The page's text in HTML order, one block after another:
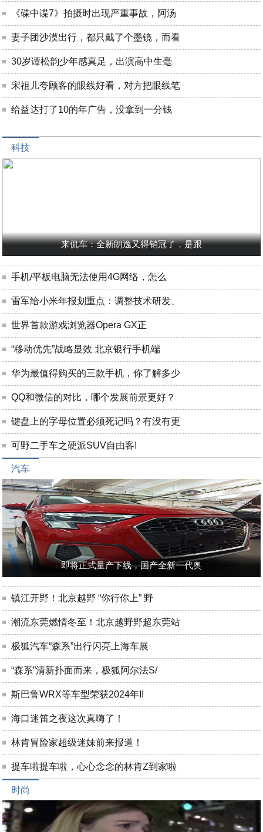
《碟中谍7》拍摄时出现严重事故，阿汤
妻子团沙漠出行，都只戴了个墨镜，而看
30岁谭松韵少年感真足，出演高中生毫
宋祖儿夸顾客的眼线好看，对方把眼线笔
给益达打了10的年广告，没拿到一分钱
科技
来侃车：全新朗逸又得销冠了，是跟
手机/平板电脑无法使用4G网络，怎么
雷军给小米年报划重点：调整技术研发、
世界首款游戏浏览器Opera GX正
“移动优先”战略显效 北京银行手机端
华为最值得购买的三款手机，你了解多少
QQ和微信的对比，哪个发展前景更好？
键盘上的字母位置必须死记吗？有没有更
可野二手车之硬派SUV自由客!
汽车
即将正式量产下线，国产全新一代奥
镇江开野！北京越野 “你行你上” 野
潮流东莞燃情冬至！北京越野野超东莞站
极狐汽车“森系”出行闪亮上海车展
“森系”清新扑面而来，极狐阿尔法S/
斯巴鲁WRX等车型荣获2024年II
海口迷笛之夜这次真嗨了！
林肯冒险家超级迷妹前来报道！
提车啦提车啦，心心念念的林肯Z到家啦
时尚